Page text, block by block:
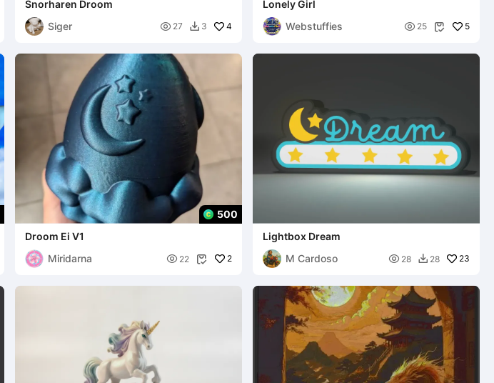
Snorharen Droom
Siger
 27  3 4
Lonely Girl
Webstuffies
 25  5
500
Droom Ei V1
Miridarna
 22  2
Lightbox Dream
M Cardoso
 28  28 23